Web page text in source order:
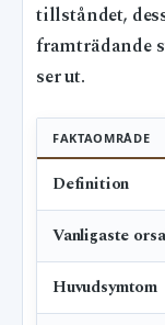
tillståndet,
framträdande
ser ut.
FAKTAOMRÅDE
Definition
Vanligaste
Huvudsymtom